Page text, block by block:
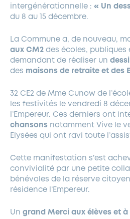
GESTION DU PATRIMOINE
intergénérationnelle : « Un
du 8 au 15 décembre.
La Commune a, de nouveau,
aux CM2 des écoles, publiques
demandant de réaliser un
des maisons de retraite et des
32 CE2 de Mme Cunow de
les festivités le vendredi 8
l’Empereur. Ces derniers ont
chansons notamment Vive le
Elysées qui ont ravi toute
Cette manifestation s’est
convivialité par une petite
bénévoles de la réserve
résidence l’Empereur.
Un grand Merci aux élèves et